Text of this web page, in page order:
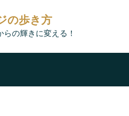
の歩き方
の輝きに変える！